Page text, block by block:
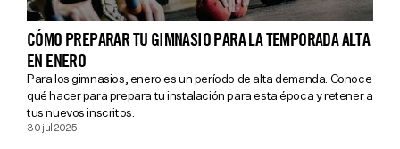
CÓMO PREPARAR TU GIMNASIO PARA LA TEMPORADA ALTA
EN ENERO
Para los gimnasios, enero es un período de alta demanda. Conoce
qué hacer para prepara tu instalación para esta época y retener a
tus nuevos inscritos.
30 jul 2025